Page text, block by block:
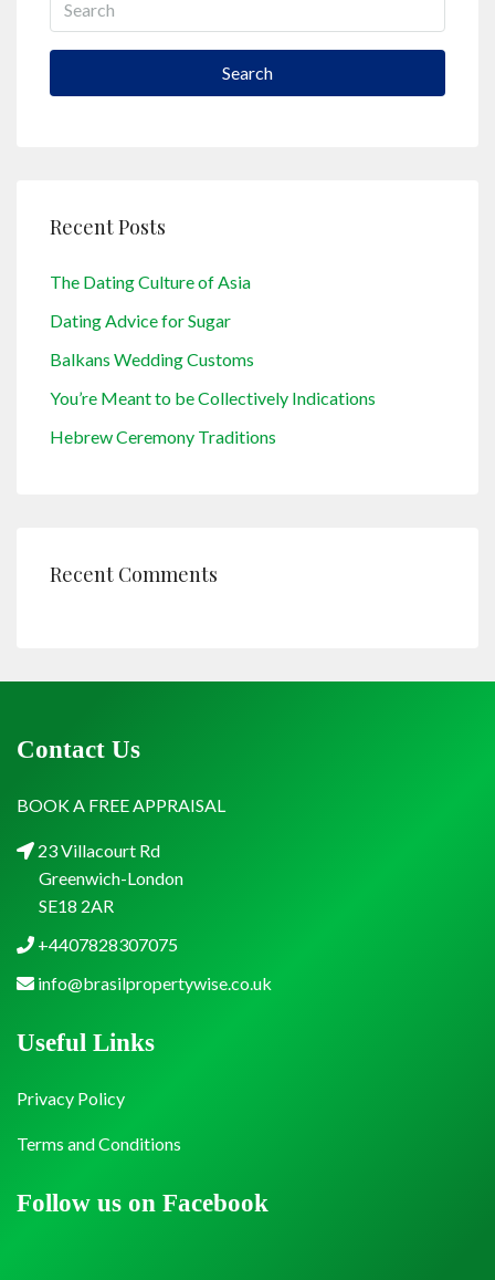
Search
Recent Posts
The Dating Culture of Asia
Dating Advice for Sugar
Balkans Wedding Customs
You’re Meant to be Collectively Indications
Hebrew Ceremony Traditions
Recent Comments
Contact Us
BOOK A FREE APPRAISAL
23 Villacourt Rd
Greenwich-London
SE18 2AR
+4407828307075
info@brasilpropertywise.co.uk
Follow us on Facebook
Useful Links
Privacy Policy
Terms and Conditions